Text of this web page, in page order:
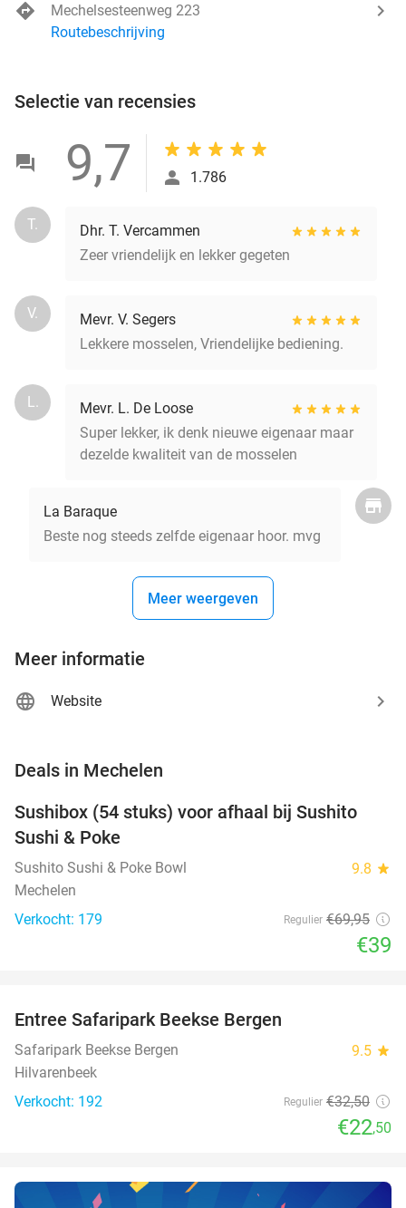
Mechelsesteenweg 223
Routebeschrijving
Selectie van recensies
9,7 1.786
T.
Dhr. T. Vercammen
Zeer vriendelijk en lekker gegeten
V.
Mevr. V. Segers
Lekkere mosselen, Vriendelijke bediening.
L.
Mevr. L. De Loose
Super lekker, ik denk nieuwe eigenaar maar
dezelde kwaliteit van de mosselen
La Baraque
Beste nog steeds zelfde eigenaar hoor. mvg
Meer weergeven
Meer informatie
Website
Deals in Mechelen
44%
Sushibox (54 stuks) voor afhaal bij Sushito
Sushi & Poke
Sushito Sushi & Poke Bowl 9.8 star
Mechelen
Verkocht: 179
Regulier €69,95
€39
TODAY
Entree Safaripark Beekse Bergen
Safaripark Beekse Bergen 9.5 star
Hilvarenbeek
Verkocht: 192
Regulier €32,50
€22,50